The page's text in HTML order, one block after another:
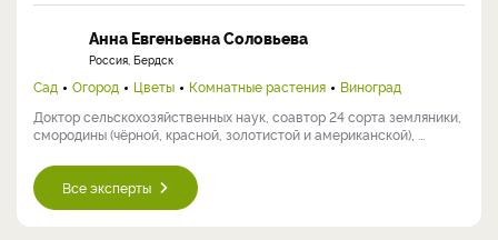
Анна Евгеньевна Соловьева
Россия, Бердск
Сад Огород Цветы Комнатные растения
Виноград
Доктор сельскохозяйственных наук, соавтор 24 сорта земляники,
смородины (чёрной, красной, золотистой и американской), ...
Все эксперты